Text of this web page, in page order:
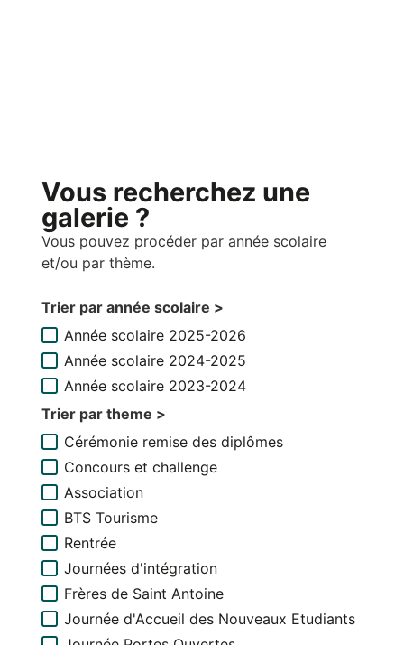
Vous recherchez une
galerie ?
Vous pouvez procéder par année scolaire
et/ou par thème.
Trier par année scolaire >
Année scolaire 2025-2026
Année scolaire 2024-2025
Année scolaire 2023-2024
Trier par theme >
Cérémonie remise des diplômes
Concours et challenge
Association
BTS Tourisme
Rentrée
Journées d'intégration
Frères de Saint Antoine
Journée d'Accueil des Nouveaux Etudiants